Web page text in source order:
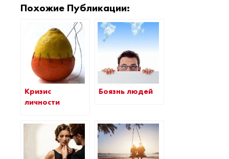
Похожие Публикации:
Кризис
личности
Боязнь людей